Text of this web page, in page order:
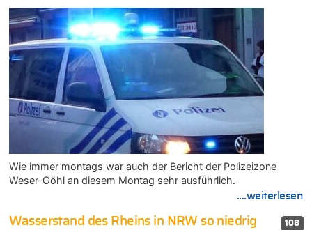
Wie immer montags war auch der Bericht der Polizeizone
Weser-Göhl an diesem Montag sehr ausführlich.
....weiterlesen
108
Wasserstand des Rheins in NRW so niedrig